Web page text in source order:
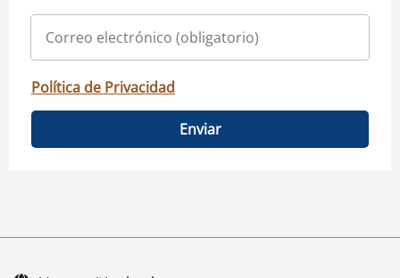
Política de Privacidad
Enviar